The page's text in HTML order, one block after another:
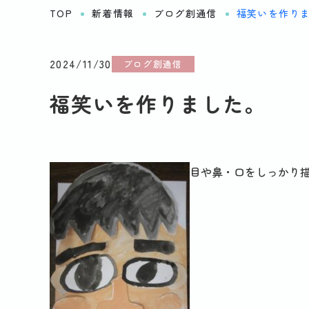
TOP 新着情報 ブログ創通信 福笑いを作りま
2024/11/30 ブログ創通信
福笑いを作りました。
目や鼻・口をしっかり